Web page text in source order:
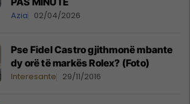
Azia 02/04/2026
Pse Fidel Castro gjithmonë mbante
dy orë të markës Rolex? (Foto)
Interesante 29/11/2016